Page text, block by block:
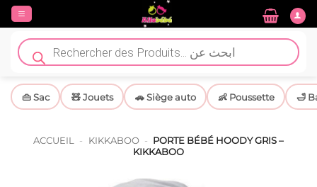
Passer
contenu
Recherche
de
produits
👜 Sac 🧸 Jouets 🚗 Siège auto 👶 Poussette 🛁
ACCUEIL - KIKKABOO - PORTE BÉBÉ HOODY GRIS –
KIKKABOO